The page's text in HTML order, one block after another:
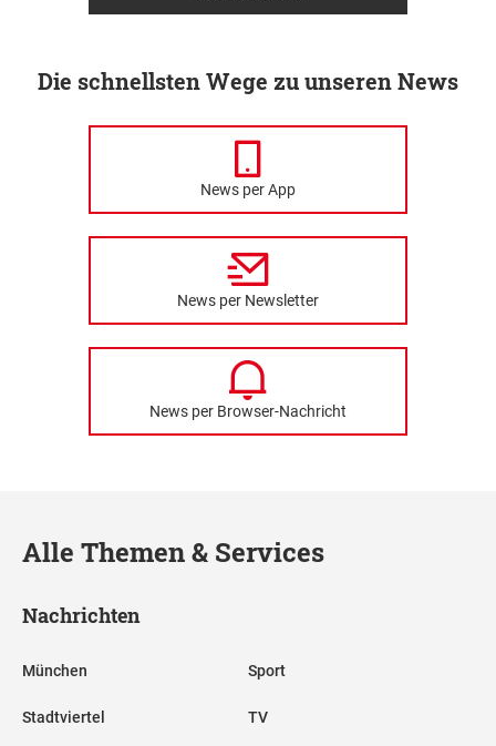
Die schnellsten Wege zu unseren News
News per App
News per Newsletter
News per Browser-Nachricht
Alle Themen & Services
Nachrichten
München
Stadtviertel
Sport
TV